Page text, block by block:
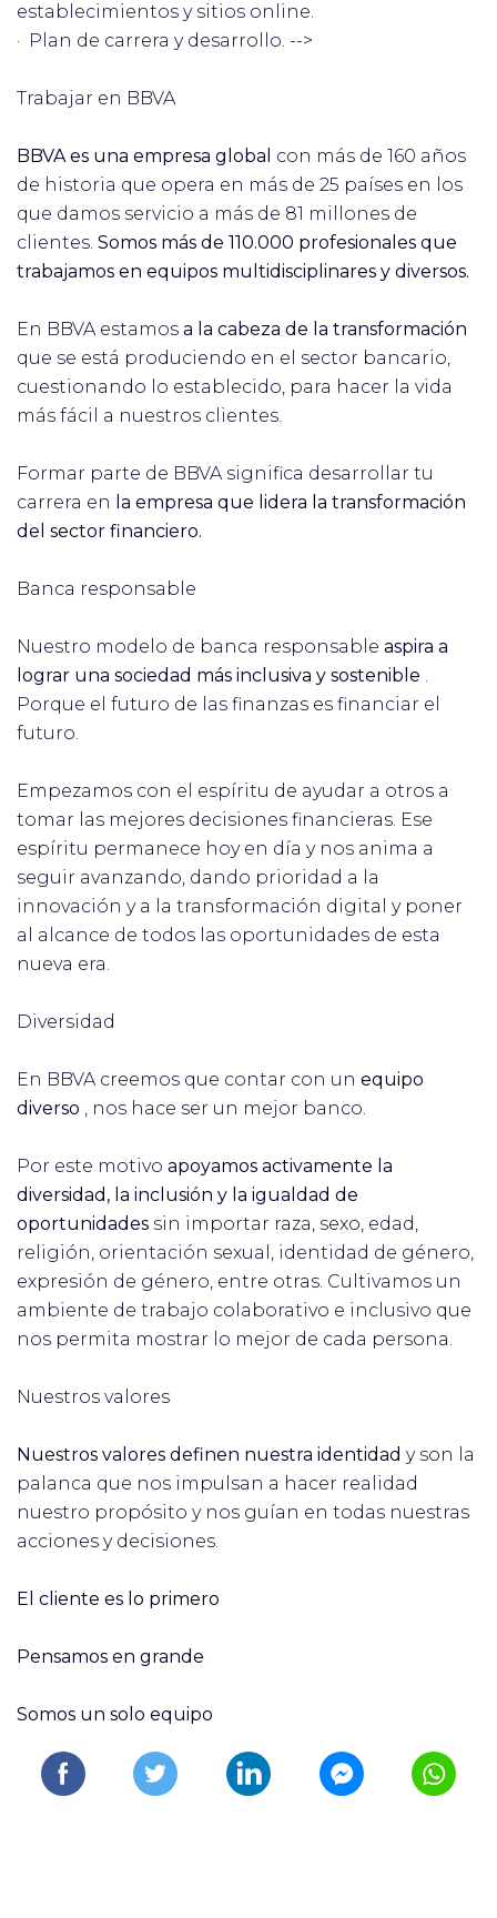
establecimientos y sitios online.
· Plan de carrera y desarrollo. -->
Trabajar en BBVA
BBVA es una empresa global con más de 160 años
de historia que opera en más de 25 países en los
que damos servicio a más de 81 millones de
clientes. Somos más de 110.000 profesionales que
trabajamos en equipos multidisciplinares y diversos.
En BBVA estamos a la cabeza de la transformación
que se está produciendo en el sector bancario,
cuestionando lo establecido, para hacer la vida
más fácil a nuestros clientes.
Formar parte de BBVA significa desarrollar tu
carrera en la empresa que lidera la transformación
del sector financiero.
Banca responsable
Nuestro modelo de banca responsable aspira a
lograr una sociedad más inclusiva y sostenible .
Porque el futuro de las finanzas es financiar el
futuro.
Empezamos con el espíritu de ayudar a otros a
tomar las mejores decisiones financieras. Ese
espíritu permanece hoy en día y nos anima a
seguir avanzando, dando prioridad a la
innovación y a la transformación digital y poner
al alcance de todos las oportunidades de esta
nueva era.
Diversidad
En BBVA creemos que contar con un equipo
diverso , nos hace ser un mejor banco.
Por este motivo apoyamos activamente la
diversidad, la inclusión y la igualdad de
oportunidades sin importar raza, sexo, edad,
religión, orientación sexual, identidad de género,
expresión de género, entre otras. Cultivamos un
ambiente de trabajo colaborativo e inclusivo que
nos permita mostrar lo mejor de cada persona.
Nuestros valores
Nuestros valores definen nuestra identidad y son la
palanca que nos impulsan a hacer realidad
nuestro propósito y nos guían en todas nuestras
acciones y decisiones.
El cliente es lo primero
Pensamos en grande
Somos un solo equipo